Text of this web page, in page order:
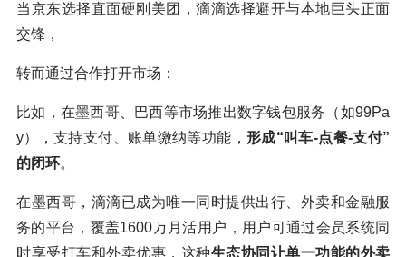
当京东选择直面硬刚美团，滴滴选择避开与本地巨头正面
交锋，
转而通过合作打开市场：
比如，在墨西哥、巴西等市场推出数字钱包服务（如99Pa
y），支持支付、账单缴纳等功能， 形成“叫车-点餐-支付”
的闭环。
在墨西哥，滴滴已成为唯一同时提供出行、外卖和金融服
务的平台，覆盖1600万月活用户，用户可通过会员系统同
时享受打车和外卖优惠，这种生态协同让单一功能的外卖